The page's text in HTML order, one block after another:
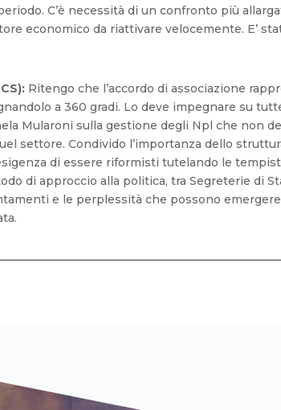
C’è necessità di un confronto più
economico da riattivare velocemente. E’
Ritengo che l’accordo di associazione
a 360 gradi. Lo deve impegnare su
Mularoni sulla gestione degli Npl che non
settore. Condivido l’importanza dello
di essere riformisti tutelando le
di approccio alla politica, tra Segreterie di
e le perplessità che possono